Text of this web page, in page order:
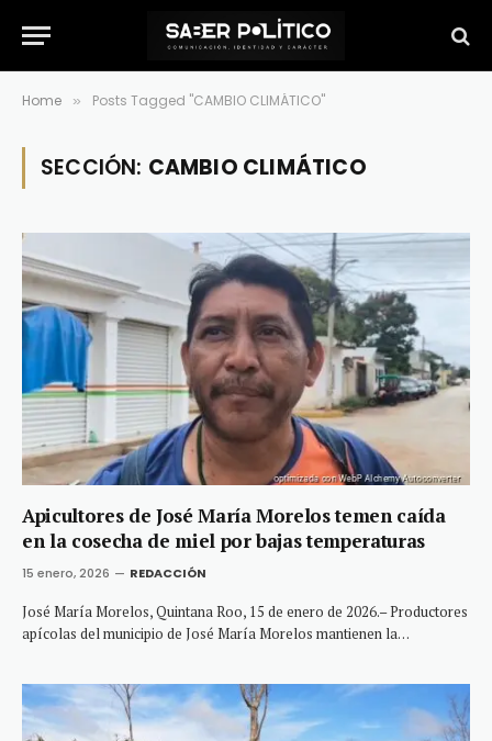
Home » Posts Tagged "CAMBIO CLIMÁTICO"
SECCIÓN: CAMBIO CLIMÁTICO
Apicultores de José María Morelos temen caída
en la cosecha de miel por bajas temperaturas
15 enero, 2026 REDACCIÓN
José María Morelos, Quintana Roo, 15 de enero de 2026.– Productores
apícolas del municipio de José María Morelos mantienen la…